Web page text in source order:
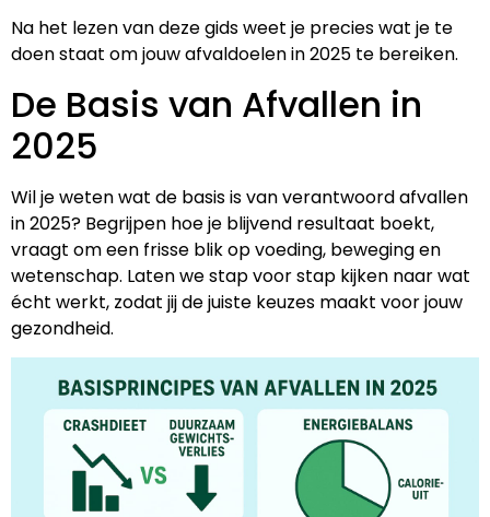
Na het lezen van deze gids weet je precies wat je te
doen staat om jouw afvaldoelen in 2025 te bereiken.
De Basis van Afvallen in
2025
Wil je weten wat de basis is van verantwoord afvallen
in 2025? Begrijpen hoe je blijvend resultaat boekt,
vraagt om een frisse blik op voeding, beweging en
wetenschap. Laten we stap voor stap kijken naar wat
écht werkt, zodat jij de juiste keuzes maakt voor jouw
gezondheid.